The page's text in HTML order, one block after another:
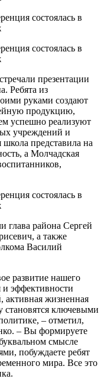
презентации
Ребята из
руками создают
продукцию,
успешно реализуют
учреждений и
представила на
а Молчадская
глава района Сергей
а также
Василий
развитие нашего
и эффективности
активная жизненная
становятся ключевыми
– отметил,
– Вы формируете
смысле
побуждаете ребят
мира. Все это